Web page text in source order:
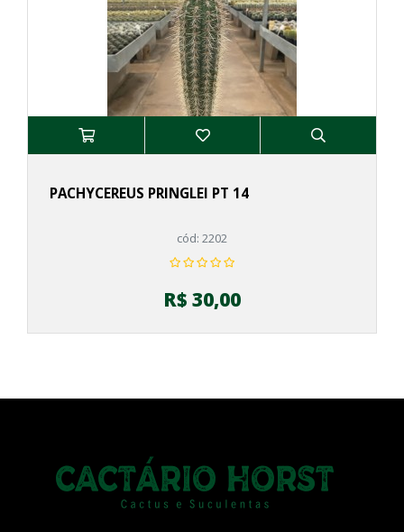
PACHYCEREUS PRINGLEI PT 14
cód: 2202
R$ 30,00